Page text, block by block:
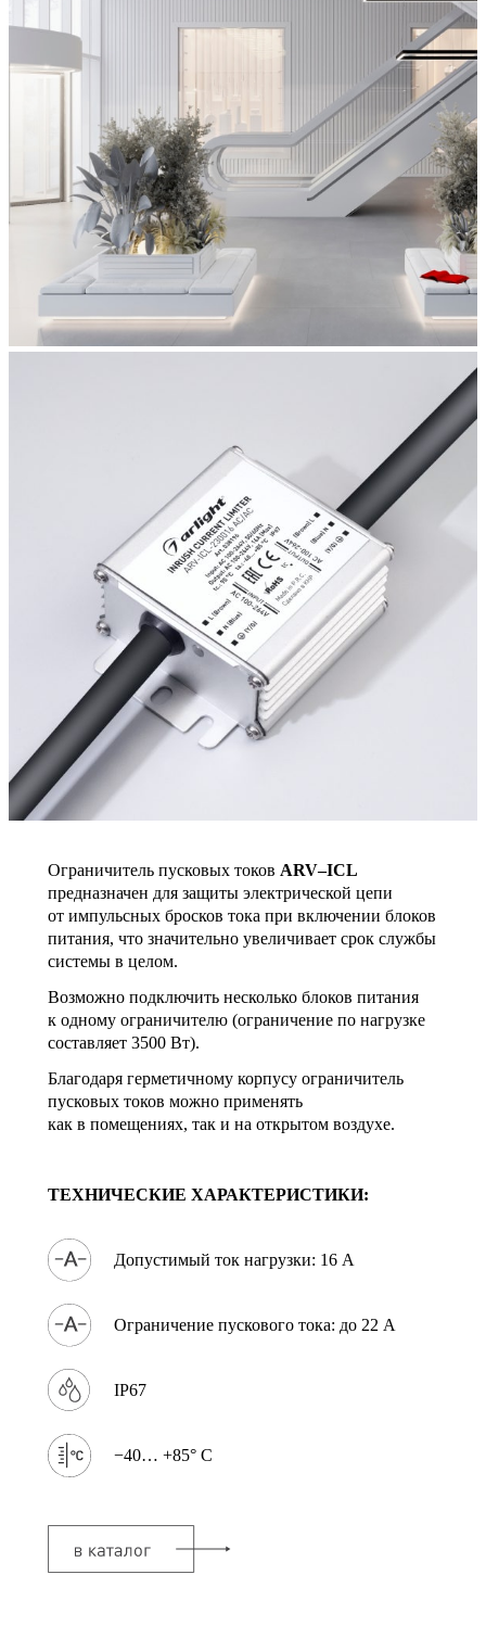
Ограничитель пусковых токов ARV–ICL
предназначен для защиты электрической цепи
от импульсных бросков тока при включении блоков
питания, что значительно увеличивает срок службы
системы в целом.
Возможно подключить несколько блоков питания
к одному ограничителю (ограничение по нагрузке
составляет 3500 Вт).
Благодаря герметичному корпусу ограничитель
пусковых токов можно применять
как в помещениях, так и на открытом воздухе.
ТЕХНИЧЕСКИЕ ХАРАКТЕРИСТИКИ:
Допустимый ток нагрузки: 16 А
Ограничение пускового тока: до 22 А
IP67
−40… +85° C